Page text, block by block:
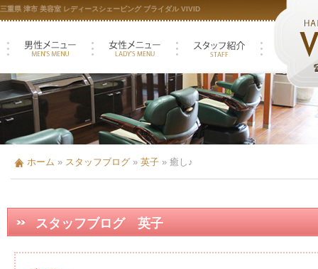
三重県 津市 美容室 レディースシェービング ブライダル VIVID
ホーム » スタッフブログ » 英子 » 癒し♪
スタッフブログ 英子